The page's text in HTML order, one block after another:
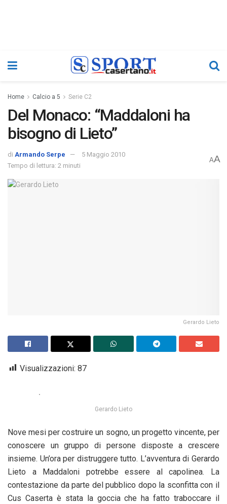
Home Calcio a 5 Serie C2
Del Monaco: “Maddaloni ha
bisogno di Lieto”
di Armando Serpe
5 Maggio 2010
Tempo di lettura: 2 minuti
AA
Gerardo Lieto
Visualizzazioni: 87
Gerardo Lieto
Nove mesi per costruire un sogno, un progetto vincente, per
conoscere un gruppo di persone disposte a crescere
insieme. Un’ora per distruggere tutto. L’avventura di Gerardo
Lieto a Maddaloni potrebbe essere al capolinea. La
contestazione da parte del pubblico dopo la sconfitta con il
Cus Caserta è stata la goccia che ha fatto traboccare il